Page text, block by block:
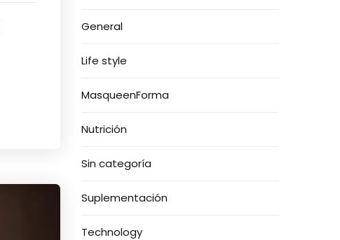
General
Life style
MasqueenForma
Nutrición
Sin categoría
Suplementación
Technology